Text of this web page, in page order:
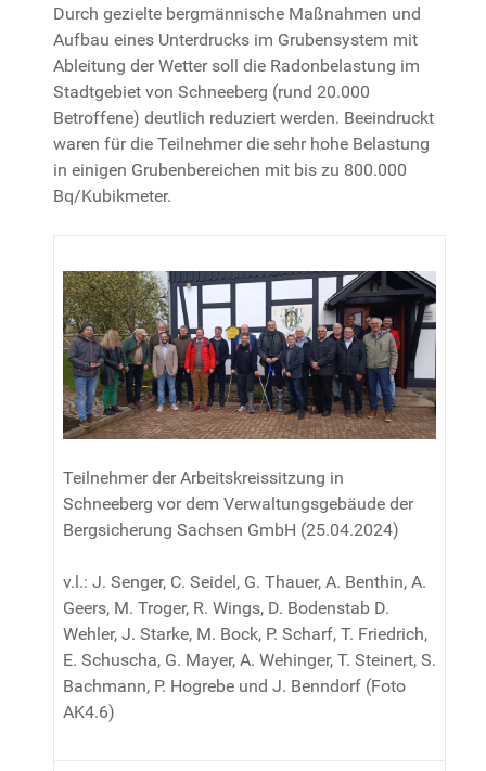
Durch gezielte bergmännische Maßnahmen und
Aufbau eines Unterdrucks im Grubensystem mit
Ableitung der Wetter soll die Radonbelastung im
Stadtgebiet von Schneeberg (rund 20.000
Betroffene) deutlich reduziert werden. Beeindruckt
waren für die Teilnehmer die sehr hohe Belastung
in einigen Grubenbereichen mit bis zu 800.000
Bq/Kubikmeter.
Teilnehmer der Arbeitskreissitzung in
Schneeberg vor dem Verwaltungsgebäude der
Bergsicherung Sachsen GmbH (25.04.2024)
v.l.: J. Senger, C. Seidel, G. Thauer, A. Benthin, A.
Geers, M. Troger, R. Wings, D. Bodenstab D.
Wehler, J. Starke, M. Bock, P. Scharf, T. Friedrich,
E. Schuscha, G. Mayer, A. Wehinger, T. Steinert, S.
Bachmann, P. Hogrebe und J. Benndorf (Foto
AK4.6)